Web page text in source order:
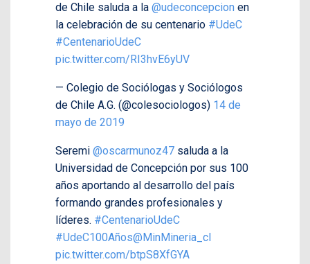
de Chile saluda a la @udeconcepcion en
la celebración de su centenario #UdeC
#CentenarioUdeC
pic.twitter.com/RI3hvE6yUV
— Colegio de Sociólogas y Sociólogos
de Chile A.G. (@colesociologos) 14 de
mayo de 2019
Seremi @oscarmunoz47 saluda a la
Universidad de Concepción por sus 100
años aportando al desarrollo del país
formando grandes profesionales y
líderes. #CentenarioUdeC
#UdeC100Años@MinMineria_cl
pic.twitter.com/btpS8XfGYA